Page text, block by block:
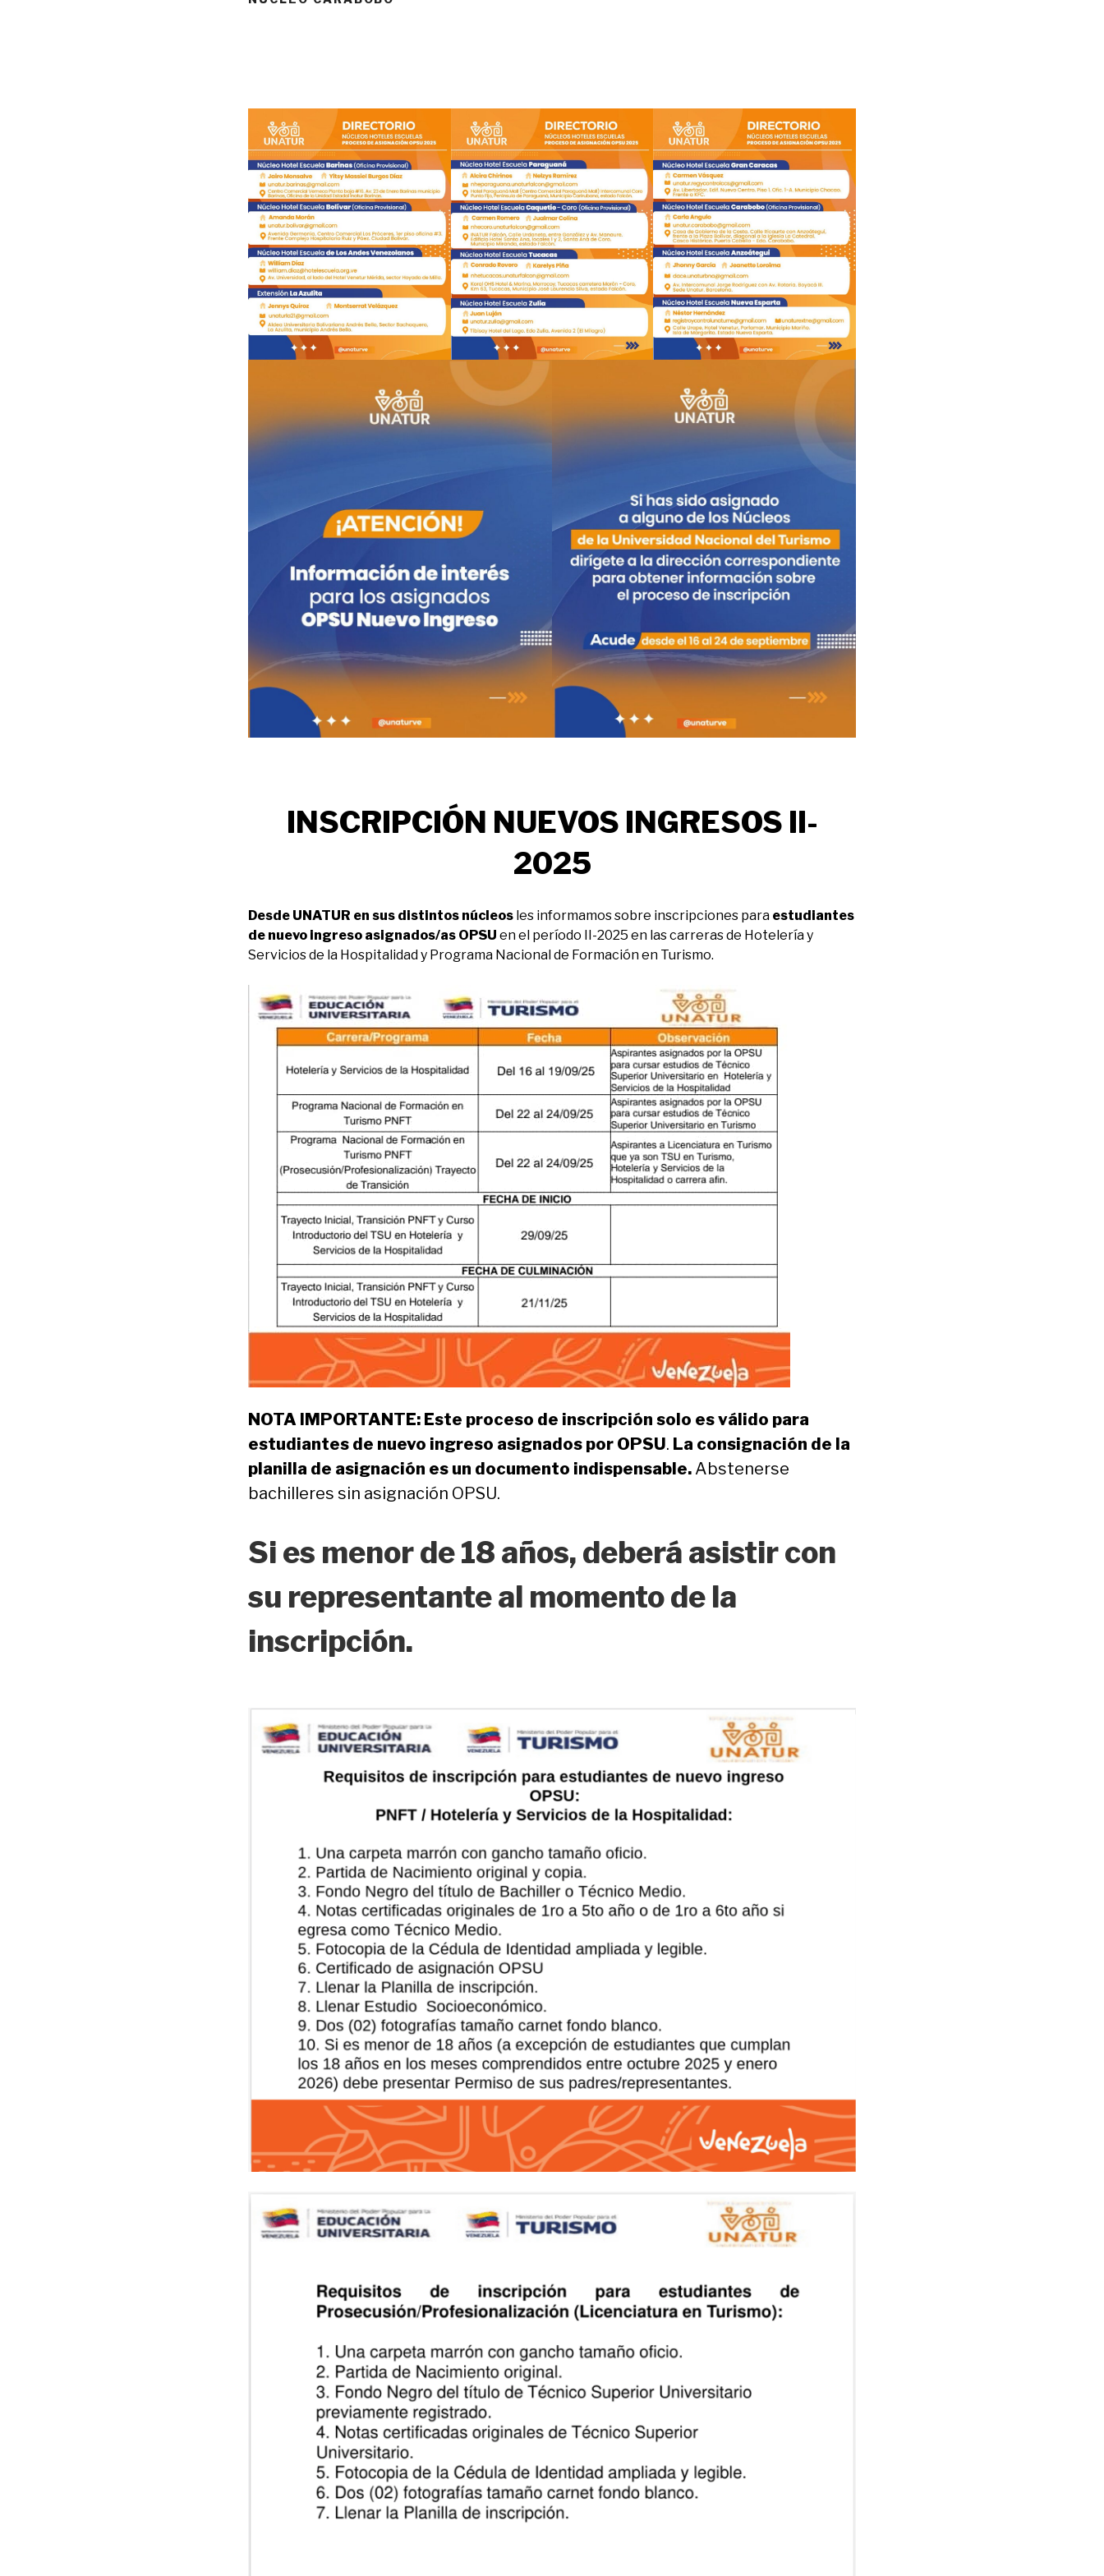
INSCRIPCIÓN NUEVOS INGRESOS II-
2025
Desde UNATUR en sus distintos núcleos les informamos sobre inscripciones para estudiantes
de nuevo ingreso asignados/as OPSU en el período II-2025 en las carreras de Hotelería y
Servicios de la Hospitalidad y Programa Nacional de Formación en Turismo.
NOTA IMPORTANTE: Este proceso de inscripción solo es válido para
estudiantes de nuevo ingreso asignados por OPSU. La consignación de la
planilla de asignación es un documento indispensable. Abstenerse
bachilleres sin asignación OPSU.
Si es menor de 18 años, deberá asistir con
su representante al momento de la
inscripción.